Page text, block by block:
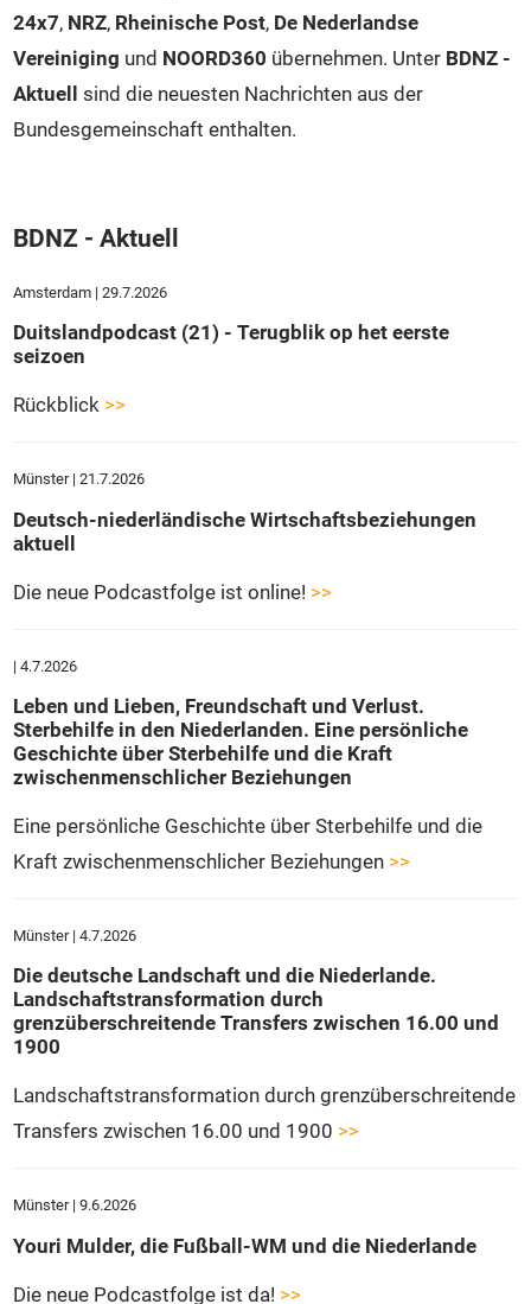
24x7, NRZ, Rheinische Post, De Nederlandse
Vereiniging und NOORD360 übernehmen. Unter BDNZ -
Aktuell sind die neuesten Nachrichten aus der
Bundesgemeinschaft enthalten.
BDNZ - Aktuell
Amsterdam | 29.7.2026
Duitslandpodcast (21) - Terugblik op het eerste
seizoen
Rückblick >>
Münster | 21.7.2026
Deutsch-niederländische Wirtschaftsbeziehungen
aktuell
Die neue Podcastfolge ist online! >>
| 4.7.2026
Leben und Lieben, Freundschaft und Verlust.
Sterbehilfe in den Niederlanden. Eine persönliche
Geschichte über Sterbehilfe und die Kraft
zwischenmenschlicher Beziehungen
Eine persönliche Geschichte über Sterbehilfe und die
Kraft zwischenmenschlicher Beziehungen >>
Münster | 4.7.2026
Die deutsche Landschaft und die Niederlande.
Landschaftstransformation durch
grenzüberschreitende Transfers zwischen 16.00 und
1900
Landschaftstransformation durch grenzüberschreitende
Transfers zwischen 16.00 und 1900 >>
Münster | 9.6.2026
Youri Mulder, die Fußball-WM und die Niederlande
Die neue Podcastfolge ist da! >>